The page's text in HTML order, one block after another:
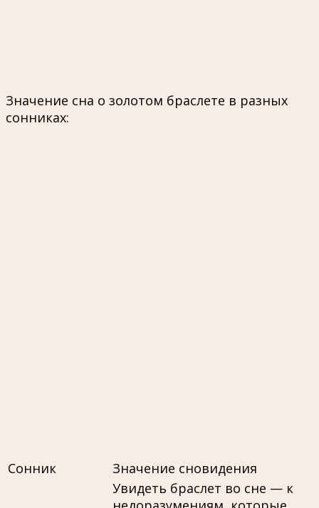
Значение сна о золотом браслете в разных
сонниках:
Сонник Значение сновидения
Увидеть браслет во сне — к